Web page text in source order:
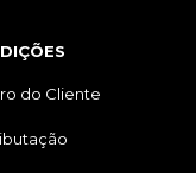
do Cliente